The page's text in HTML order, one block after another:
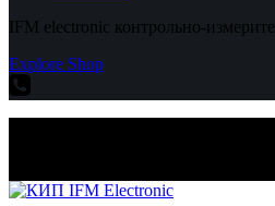
IFM electronic контрольно-
Explore Shop